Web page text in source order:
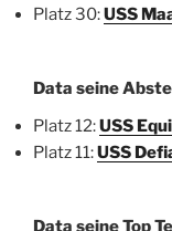
Platz 30:USS
Data seine
Platz 12:USS
Platz 11:USS
Data seine Top